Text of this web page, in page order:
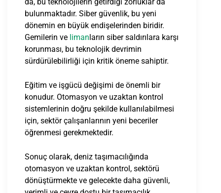
bulunmaktadır. Siber güvenlik, bu yeni
dönemin en büyük endişelerinden biridir.
Gemilerin ve limanların siber saldırılara karşı
korunması, bu teknolojik devrimin
sürdürülebilirliği için kritik öneme sahiptir.
Eğitim ve işgücü değişimi de önemli bir
konudur. Otomasyon ve uzaktan kontrol
sistemlerinin doğru şekilde kullanılabilmesi
için, sektör çalışanlarının yeni beceriler
öğrenmesi gerekmektedir.
Sonuç olarak, deniz taşımacılığında
otomasyon ve uzaktan kontrol, sektörü
dönüştürmekte ve gelecekte daha güvenli,